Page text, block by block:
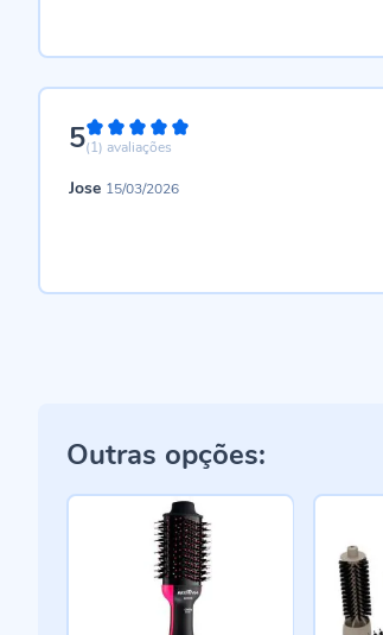
5100%
(1) avaliações
Jose 15/03/2026
Outras opções: